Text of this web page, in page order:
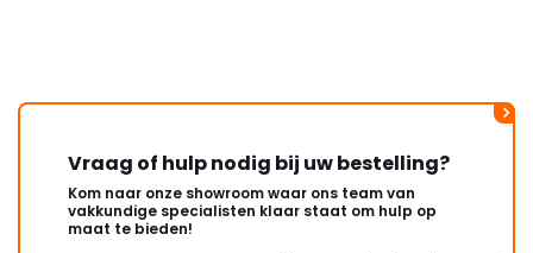
Vraag of hulp nodig bij uw bestelling?
Kom naar onze showroom waar ons team van
vakkundige specialisten klaar staat om hulp op
maat te bieden!